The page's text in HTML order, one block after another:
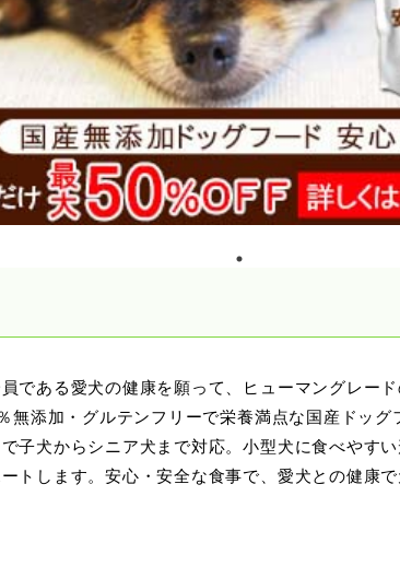
である愛犬の健康を願って、ヒューマングレー
無添加・グルテンフリーで栄養満点な国産ドッ
子犬からシニア犬まで対応。小型犬に食べやす
トします。安心・安全な食事で、愛犬との健康